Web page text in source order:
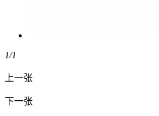
1/1
上一张
下一张